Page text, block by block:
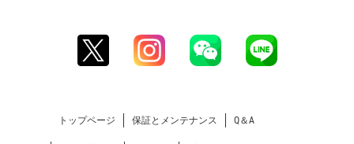
トップページ 保証とメンテナンス Q＆A